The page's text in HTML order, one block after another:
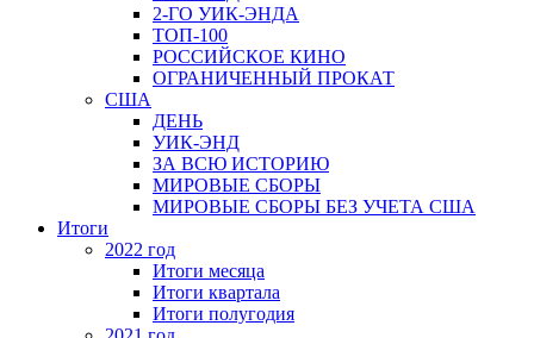
2-ГО УИК-ЭНДА
ТОП-100
РОССИЙСКОЕ КИНО
ОГРАНИЧЕННЫЙ ПРОКАТ
США
ДЕНЬ
УИК-ЭНД
ЗА ВСЮ ИСТОРИЮ
МИРОВЫЕ СБОРЫ
МИРОВЫЕ СБОРЫ БЕЗ УЧЕТА США
Итоги
2022 год
Итоги месяца
Итоги квартала
Итоги полугодия